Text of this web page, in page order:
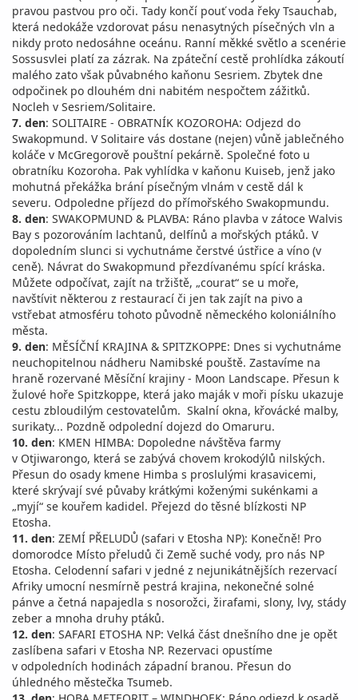
pravou pastvou pro oči. Tady končí pouť voda řeky Tsauchab,
která nedokáže vzdorovat pásu nenasytných písečných vln a
nikdy proto nedosáhne oceánu. Ranní měkké světlo a scenérie
Sossusvlei platí za zázrak. Na zpáteční cestě prohlídka zákoutí
malého zato však půvabného kaňonu Sesriem. Zbytek dne
odpočinek po dlouhém dni nabitém nespočtem zážitků.
Nocleh v Sesriem/Solitaire.
7. den: SOLITAIRE - OBRATNÍK KOZOROHA: Odjezd do
Swakopmund. V Solitaire vás dostane (nejen) vůně jablečného
koláče v McGregorově pouštní pekárně. Společné foto u
obratníku Kozoroha. Pak vyhlídka v kaňonu Kuiseb, jenž jako
mohutná překážka brání písečným vlnám v cestě dál k
severu. Odpoledne příjezd do přímořského Swakopmundu.
8. den: SWAKOPMUND & PLAVBA: Ráno plavba v zátoce Walvis
Bay s pozorováním lachtanů, delfínů a mořských ptáků. V
dopoledním slunci si vychutnáme čerstvé ústřice a víno (v
ceně). Návrat do Swakopmund přezdívanému spící kráska.
Můžete odpočívat, zajít na tržiště, „courat“ se u moře,
navštívit některou z restaurací či jen tak zajít na pivo a
vstřebat atmosféru tohoto původně německého koloniálního
města.
9. den: MĚSÍČNÍ KRAJINA & SPITZKOPPE: Dnes si vychutnáme
neuchopitelnou nádheru Namibské pouště. Zastavíme na
hraně rozervané Měsíční krajiny - Moon Landscape. Přesun k
žulové hoře Spitzkoppe, která jako maják v moři písku ukazuje
cestu zbloudilým cestovatelům. Skalní okna, křovácké malby,
surikaty... Pozdně odpolední dojezd do Omaruru.
10. den: KMEN HIMBA: Dopoledne návštěva farmy
v Otjiwarongo, která se zabývá chovem krokodýlů nilských.
Přesun do osady kmene Himba s proslulými krasavicemi,
které skrývají své půvaby krátkými koženými sukénkami a
„myjí“ se kouřem kadidel. Přejezd do těsné blízkosti NP
Etosha.
11. den: ZEMÍ PŘELUDŮ (safari v Etosha NP): Konečně! Pro
domorodce Místo přeludů či Země suché vody, pro nás NP
Etosha. Celodenní safari v jedné z nejunikátnějších rezervací
Afriky umocní nesmírně pestrá krajina, nekonečné solné
pánve a četná napajedla s nosorožci, žirafami, slony, lvy, stády
zeber a mnoha druhy ptáků.
12. den: SAFARI ETOSHA NP: Velká část dnešního dne je opět
zaslíbena safari v Etosha NP. Rezervaci opustíme
v odpoledních hodinách západní branou. Přesun do
úhledného městečka Tsumeb.